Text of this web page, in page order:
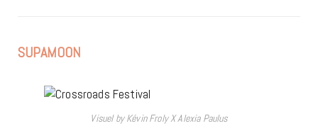
SUPAMOON
Visuel by Kévin Froly X Alexia Paulus